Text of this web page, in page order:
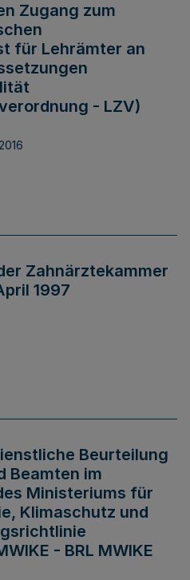
Zugang zum
für Lehrämter an
- LZV)
Zahnärztekammer
1997
Beurteilung
Beamten im
Ministeriums für
Klimaschutz und
- BRL MWIKE